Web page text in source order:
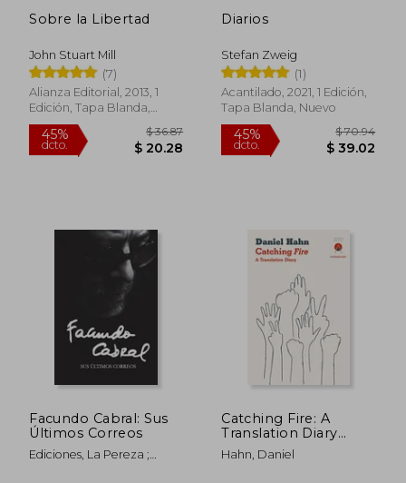
Sobre la Libertad
John Stuart Mill
(7)
Alianza Editorial, 2013, 1
Edición, Tapa Blanda,
Nuevo
45%
dcto.
$ 36.87
Diarios
Stefan Zweig
(1)
Acantilado, 2021, 1 Edición,
Tapa Blanda, Nuevo
45%
dcto.
Facundo Cabral: Sus
Últimos Correos
Ediciones, La Pereza ;
Catching Fire: A
Translation Diary
(Untranslated Series)
(en Inglés)
Hahn, Daniel